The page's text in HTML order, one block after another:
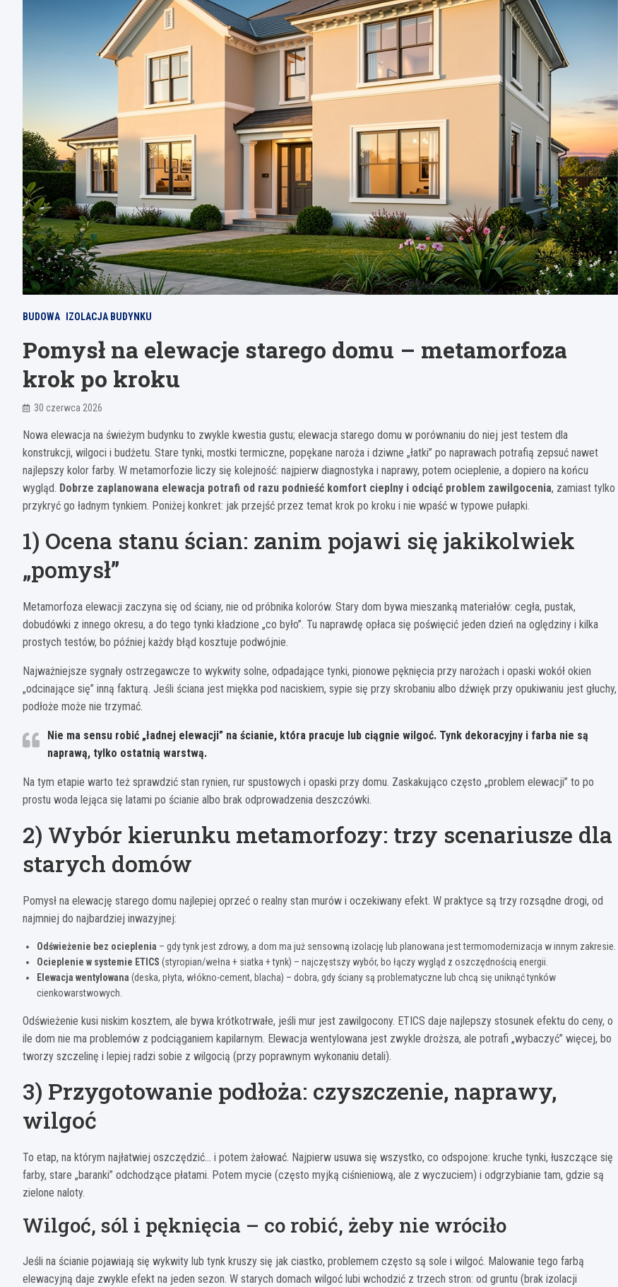
BUDOWA IZOLACJA BUDYNKU
Pomysł na elewacje starego domu – metamorfoza
krok po kroku
30 czerwca 2026
Nowa elewacja na świeżym budynku to zwykle kwestia gustu; elewacja starego domu w porównaniu do niej jest testem dla
konstrukcji, wilgoci i budżetu. Stare tynki, mostki termiczne, popękane naroża i dziwne „łatki” po naprawach potrafią zepsuć nawet
najlepszy kolor farby. W metamorfozie liczy się kolejność: najpierw diagnostyka i naprawy, potem ocieplenie, a dopiero na końcu
wygląd. Dobrze zaplanowana elewacja potrafi od razu podnieść komfort cieplny i odciąć problem zawilgocenia, zamiast tylko
przykryć go ładnym tynkiem. Poniżej konkret: jak przejść przez temat krok po kroku i nie wpaść w typowe pułapki.
1) Ocena stanu ścian: zanim pojawi się jakikolwiek
„pomysł”
Metamorfoza elewacji zaczyna się od ściany, nie od próbnika kolorów. Stary dom bywa mieszanką materiałów: cegła, pustak,
dobudówki z innego okresu, a do tego tynki kładzione „co było”. Tu naprawdę opłaca się poświęcić jeden dzień na oględziny i kilka
prostych testów, bo później każdy błąd kosztuje podwójnie.
Najważniejsze sygnały ostrzegawcze to wykwity solne, odpadające tynki, pionowe pęknięcia przy narożach i opaski wokół okien
„odcinające się” inną fakturą. Jeśli ściana jest miękka pod naciskiem, sypie się przy skrobaniu albo dźwięk przy opukiwaniu jest głuchy,
podłoże może nie trzymać.
Nie ma sensu robić „ładnej elewacji” na ścianie, która pracuje lub ciągnie wilgoć. Tynk dekoracyjny i farba nie są
naprawą, tylko ostatnią warstwą.
Na tym etapie warto też sprawdzić stan rynien, rur spustowych i opaski przy domu. Zaskakująco często „problem elewacji” to po
prostu woda lejąca się latami po ścianie albo brak odprowadzenia deszczówki.
2) Wybór kierunku metamorfozy: trzy scenariusze dla
starych domów
Pomysł na elewację starego domu najlepiej oprzeć o realny stan murów i oczekiwany efekt. W praktyce są trzy rozsądne drogi, od
najmniej do najbardziej inwazyjnej:
Odświeżenie bez ocieplenia – gdy tynk jest zdrowy, a dom ma już sensowną izolację lub planowana jest termomodernizacja w innym zakresie.
Ocieplenie w systemie ETICS (styropian/wełna + siatka + tynk) – najczęstszy wybór, bo łączy wygląd z oszczędnością energii.
Elewacja wentylowana (deska, płyta, włókno-cement, blacha) – dobra, gdy ściany są problematyczne lub chcą się uniknąć tynków
cienkowarstwowych.
Odświeżenie kusi niskim kosztem, ale bywa krótkotrwałe, jeśli mur jest zawilgocony. ETICS daje najlepszy stosunek efektu do ceny, o
ile dom nie ma problemów z podciąganiem kapilarnym. Elewacja wentylowana jest zwykle droższa, ale potrafi „wybaczyć” więcej, bo
tworzy szczelinę i lepiej radzi sobie z wilgocią (przy poprawnym wykonaniu detali).
3) Przygotowanie podłoża: czyszczenie, naprawy,
wilgoć
To etap, na którym najłatwiej oszczędzić… i potem żałować. Najpierw usuwa się wszystko, co odspojone: kruche tynki, łuszczące się
farby, stare „baranki” odchodzące płatami. Potem mycie (często myjką ciśnieniową, ale z wyczuciem) i odgrzybianie tam, gdzie są
zielone naloty.
Wilgoć, sól i pęknięcia – co robić, żeby nie wróciło
Jeśli na ścianie pojawiają się wykwity lub tynk kruszy się jak ciastko, problemem często są sole i wilgoć. Malowanie tego farbą
elewacyjną daje zwykle efekt na jeden sezon. W starych domach wilgoć lubi wchodzić z trzech stron: od gruntu (brak izolacji